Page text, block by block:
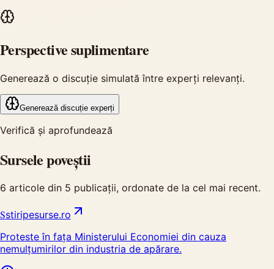
Perspective suplimentare
Generează o discuție simulată între experți relevanți.
Generează discuție experți
Verifică și aprofundează
Sursele poveștii
6 articole din 5 publicații, ordonate de la cel mai recent.
Sstiripesurse.ro
Proteste în fața Ministerului Economiei din cauza
nemulțumirilor din industria de apărare.